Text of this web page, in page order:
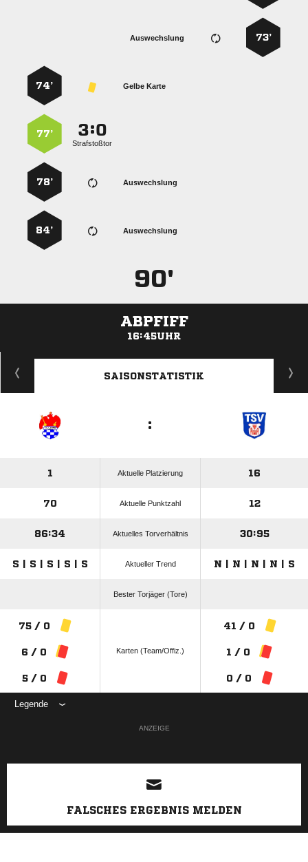
73’
Auswechslung
Gelbe Karte
74’
:
Strafstoßtor
77’
Auswechslung
78’
Auswechslung
84’
90'
ABPFIFF
16:45UHR
ANZEIGE
SAISONSTATISTIK
:
1 Aktuelle Platzierung 16
70 Aktuelle Punktzahl 12
86:34 Aktuelles Torverhältnis 30:95
S | S | S | S | S Aktueller Trend N | N | N | N | S
Bester Torjäger (Tore)
75 / 0
6 / 0
5 / 0
Karten (Team/Offiz.)
41 / 0
1 / 0
0 / 0
Legende
ANZEIGE
FALSCHES ERGEBNIS MELDEN